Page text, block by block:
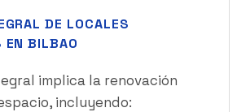
DE LOCALES
EN BILBAO
implica la renovación
incluyendo: